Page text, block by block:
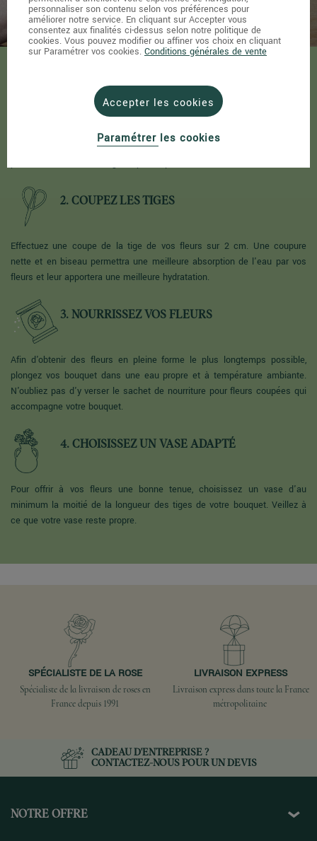
1. TAILLEZ LES FEUILLES
Coupez les feuilles de votre bouquet qui sont susceptibles de tremper
dans l'eau. Afin d'obtenir une coupure nette et précise, utilisez de
2. COUPEZ LES TIGES
Effectuez une coupe de la tige de vos fleurs sur 2 cm. Une coupure
nette et en biseau permettra une meilleure absorption de l'eau par vos
fleurs et leur apportera une meilleure hydratation.
3. NOURRISSEZ VOS FLEURS
Afin d'obtenir des fleurs en pleine forme le plus longtemps possible,
plongez vos bouquet dans une eau propre et à température ambiante.
N'oubliez pas d'y verser le sachet de nourriture pour fleurs coupées qui
accompagne votre bouquet.
4. CHOISISSEZ UN VASE ADAPTÉ
Pour offrir à vos fleurs une bonne tenue, choisissez un vase d'au
minimum la moitié de la longueur des tiges de votre bouquet. Veillez à
ce que votre vase reste propre.
SPÉCIALISTE DE LA ROSE
Spécialiste de la livraison de roses en
France depuis 1991
LIVRAISON EXPRESS
Livraison express dans toute la France
métropolitaine
CADEAU D'ENTREPRISE ?
CONTACTEZ-NOUSPOUR UN DEVIS
NOTRE OFFRE
personnaliser son contenu selon vos préférences pour
améliorer notre service. En cliquant sur Accepter vous
consentez aux finalités ci-dessus selon notre politique de
cookies. Vous pouvez modifier ou affiner vos choix en cliquant
sur Paramétrer vos cookies. Conditions générales de vente
Accepter les cookies
Paramétrer les cookies